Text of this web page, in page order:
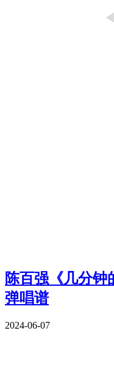
陈百强《几分钟
弹唱谱
2024-06-07